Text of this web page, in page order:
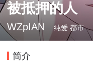
被抵押的人
WZpIAN 纯爱 都市
简介